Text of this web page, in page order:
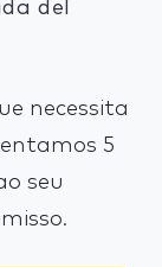
del
necessita
5
seu